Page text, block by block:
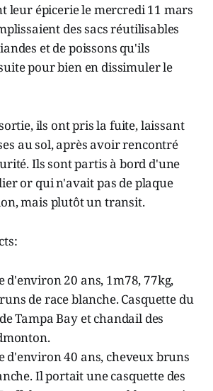
leur épicerie le mercredi 11 mars
des sacs réutilisables
et de poissons qu'ils
pour bien en dissimuler le
ils ont pris la fuite, laissant
au sol, après avoir rencontré
Ils sont partis à bord d'une
or qui n'avait pas de plaque
mais plutôt un transit.
d'environ 20 ans, 1m78, 77kg,
de race blanche. Casquette du
Tampa Bay et chandail des
d'environ 40 ans, cheveux bruns
Il portait une casquette des